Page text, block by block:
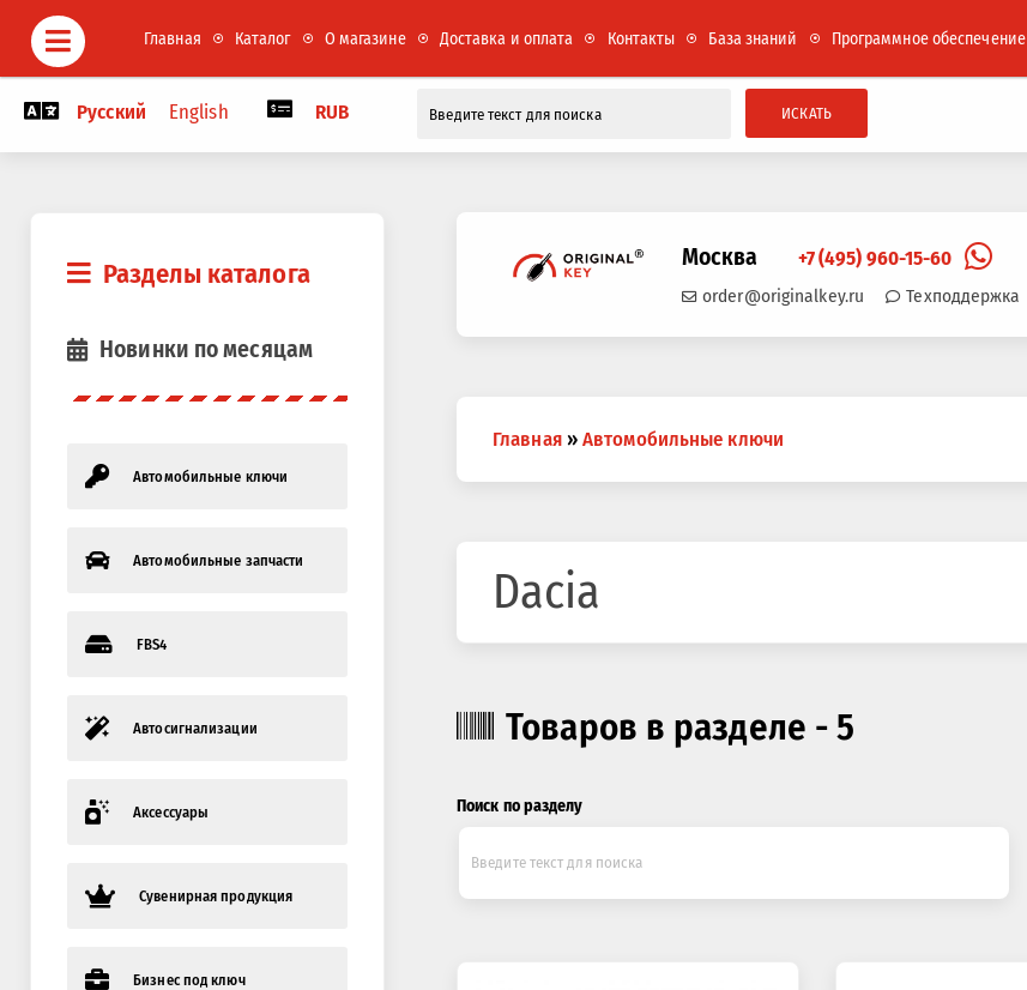
Главная Каталог О магазине Доставка и оплата Контакты База знаний Программное обеспечение
Русский English RUB ИСКАТЬ
Разделы каталога
Новинки по месяцам
Автомобильные ключи
Автомобильные запчасти
FBS4
Автосигнализации
Аксессуары
Сувенирная продукция
Бизнес под ключ
Москва +7 (495) 960-15-60
order@originalkey.ru Техподдержка
здесь
Главная » Автомобильные ключи
Dacia
Товаров в разделе - 5
Поиск по разделу